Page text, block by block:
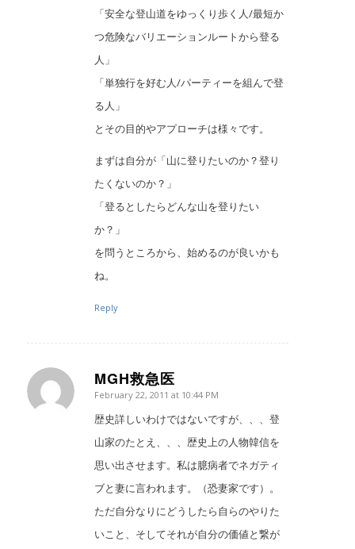
「安全な登山道をゆっくり歩く人/最短か
つ危険なバリエーションルートから登る
人」
「単独行を好む人/パーティーを組んで登
る人」
とその目的やアプローチは様々です。
まずは自分が「山に登りたいのか？登り
たくないのか？」
「登るとしたらどんな山を登りたい
か？」
を問うところから、始めるのが良いかも
ね。
Reply
MGH救急医
says:
February 22, 2011 at 10:44 PM
歴史詳しいわけではないですが、、、登
山家のたとえ、、、歴史上の人物韓信を
思い出させます。私は臆病者でネガティ
ブと妻に言われます。（恐妻家です）。
ただ自分なりにどうしたら自らのやりた
いこと、そしてそれが自分の価値と繋が